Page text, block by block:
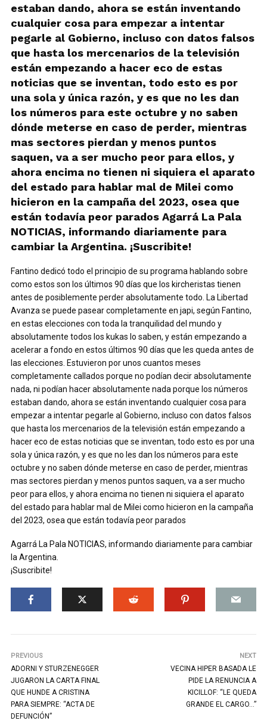
estaban dando, ahora se están inventando
cualquier cosa para empezar a intentar
pegarle al Gobierno, incluso con datos falsos
que hasta los mercenarios de la televisión
están empezando a hacer eco de estas
noticias que se inventan, todo esto es por
una sola y única razón, y es que no les dan
los números para este octubre y no saben
dónde meterse en caso de perder, mientras
mas sectores pierdan y menos puntos
saquen, va a ser mucho peor para ellos, y
ahora encima no tienen ni siquiera el aparato
del estado para hablar mal de Milei como
hicieron en la campaña del 2023, osea que
están todavía peor parados Agarrá La Pala
NOTICIAS, informando diariamente para
cambiar la Argentina. ¡Suscribite!
Fantino dedicó todo el principio de su programa hablando sobre
como estos son los últimos 90 días que los kircheristas tienen
antes de posiblemente perder absolutamente todo. La Libertad
Avanza se puede pasear completamente en japi, según Fantino,
en estas elecciones con toda la tranquilidad del mundo y
absolutamente todos los kukas lo saben, y están empezando a
acelerar a fondo en estos últimos 90 días que les queda antes de
las elecciones. Estuvieron por unos cuantos meses
completamente callados porque no podían decir absolutamente
nada, ni podían hacer absolutamente nada porque los números
estaban dando, ahora se están inventando cualquier cosa para
empezar a intentar pegarle al Gobierno, incluso con datos falsos
que hasta los mercenarios de la televisión están empezando a
hacer eco de estas noticias que se inventan, todo esto es por una
sola y única razón, y es que no les dan los números para este
octubre y no saben dónde meterse en caso de perder, mientras
mas sectores pierdan y menos puntos saquen, va a ser mucho
peor para ellos, y ahora encima no tienen ni siquiera el aparato
del estado para hablar mal de Milei como hicieron en la campaña
del 2023, osea que están todavía peor parados
Agarrá La Pala NOTICIAS, informando diariamente para cambiar
la Argentina.
¡Suscribite!
PREVIOUS
ADORNI Y STURZENEGGER
JUGARON LA CARTA FINAL
QUE HUNDE A CRISTINA
PARA SIEMPRE: “ACTA DE
DEFUNCIÓN”
NEXT
VECINA HIPER BASADA LE
PIDE LA RENUNCIA A
KICILLOF: “LE QUEDA
GRANDE EL CARGO…”